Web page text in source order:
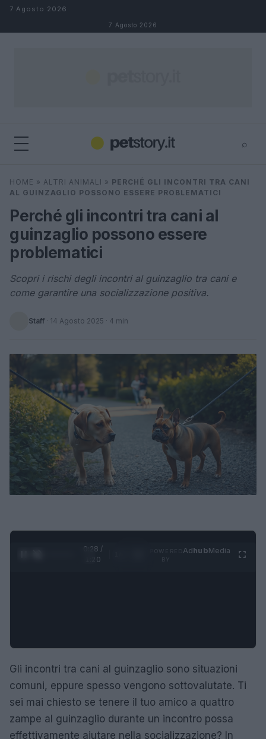
Salta al contenuto
7 Agosto 2026
7 Agosto 2026
⌕
Cerca ⌕ ×
HOME » ALTRI ANIMALI » PERCHÉ GLI INCONTRI TRA CANI
AL GUINZAGLIO POSSONO ESSERE PROBLEMATICI
Perché gli incontri tra cani al
guinzaglio possono essere
problematici
Scopri i rischi degli incontri al guinzaglio tra cani e
come garantire una socializzazione positiva.
Staff · 14 Agosto 2025 · 4 min
0:29 /
1:20
AdhubMedia
Gli incontri tra cani al guinzaglio sono situazioni
comuni, eppure spesso vengono sottovalutate. Ti
sei mai chiesto se tenere il tuo amico a quattro
zampe al guinzaglio durante un incontro possa
effettivamente aiutare nella socializzazione? In